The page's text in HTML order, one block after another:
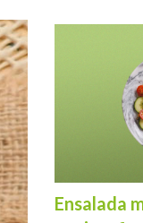
Ensalada